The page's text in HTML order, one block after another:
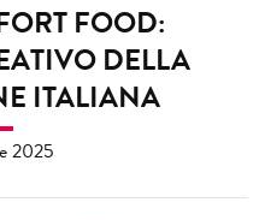
FOOD:
DELLA
ITALIANA
2025